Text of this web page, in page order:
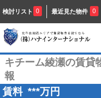
検討リスト 0 最近見た物件 0
キチーム綾瀬の賃貸
報
賃料 ***万円